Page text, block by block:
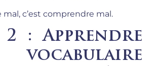
mal, c’est comprendre mal.
2 : Apprendre